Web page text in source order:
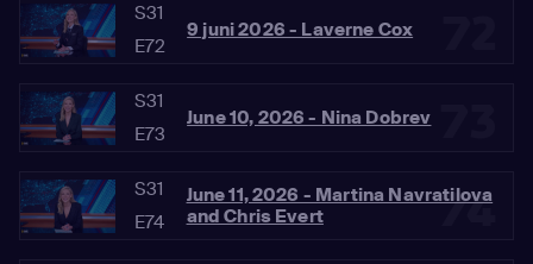
S31
E72
9 juni 2026 - Laverne Cox
S31
E73
June 10, 2026 - Nina Dobrev
74
S31
E74
June 11, 2026 - Martina Navratilova
and Chris Evert